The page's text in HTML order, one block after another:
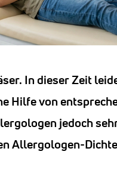
In dieser Zeit
Hilfe von
jedoch
Allergologen-